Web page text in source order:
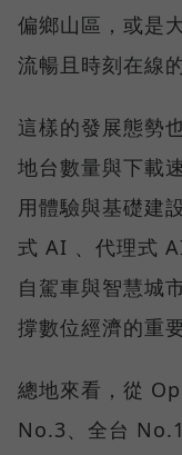
偏鄉山區，或是
流暢且時刻在線
這樣的發展態勢
地台數量與下載
用體驗與基礎建
式 AI 、代理式
自駕車與智慧城
撐數位經濟的重
總地來看，從
No.3、全台